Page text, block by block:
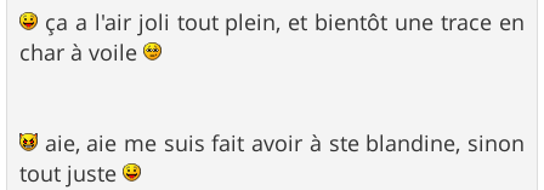
g
e ça a l'air joli tout plein, et bientôt une trace en
char à voile
aie, aie me suis fait avoir à ste blandine, sinon
tout juste